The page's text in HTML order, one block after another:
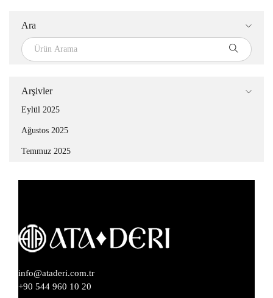
Ara
Arşivler
Eylül 2025
Ağustos 2025
Temmuz 2025
info@ataderi.com.tr
+90 544 960 10 20